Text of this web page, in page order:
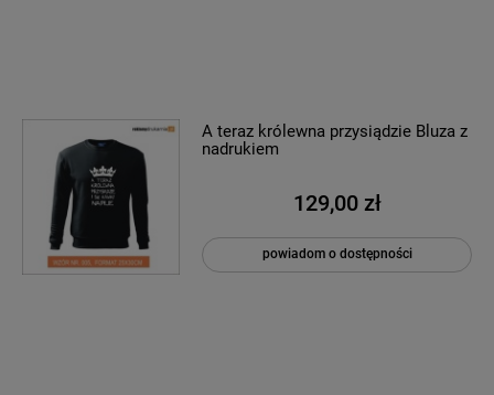
A teraz królewna przysiądzie Bluza z
nadrukiem
129,00 zł
powiadom o dostępności